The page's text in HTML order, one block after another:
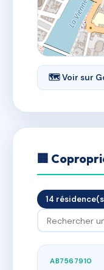
🗺 Voir sur
🏢
14
AB7567910